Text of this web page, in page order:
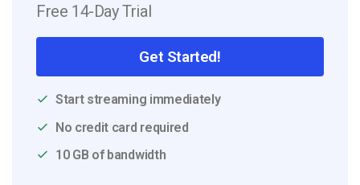
Free 14-Day Trial
Get Started!
Start streaming immediately
No credit card required
10 GB of bandwidth